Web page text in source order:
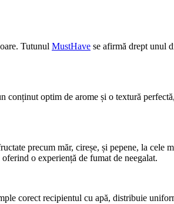
Tutunul MustHave se afirmă drept unul
optim de arome și o textură
precum măr, cireșe, și pepene, la cele
o experiență de fumat de neegalat.
corect recipientul cu apă, distribuie